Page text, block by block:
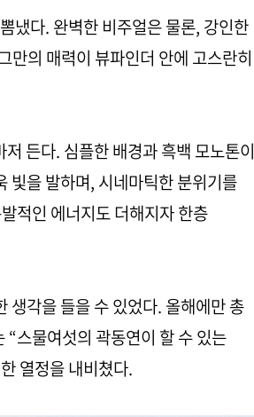
냈다. 완벽한 비주얼은 물론, 강인한
만의 매력이 뷰파인더 안에 고스란히
든다. 심플한 배경과 흑백 모노톤이
빛을 발하며, 시네마틱한 분위기를
적인 에너지도 더해지자 한층
생각을 들을 수 있었다. 올해에만 총
스물여섯의 곽동연이 할 수 있는
열정을 내비쳤다.